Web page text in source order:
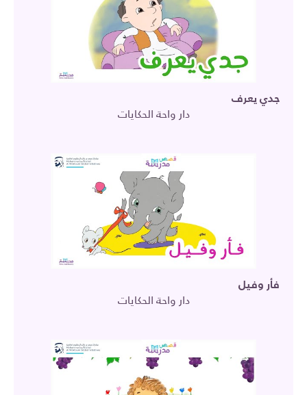
جدي يعرف
دار واحة الحكايات
فأر وفيل
دار واحة الحكايات